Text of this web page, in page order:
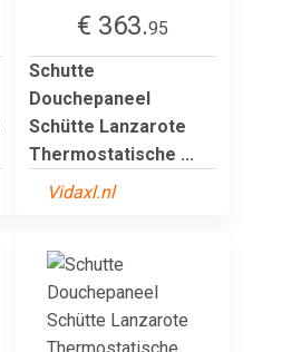
€ 363.95
Schutte
Douchepaneel
Schütte Lanzarote
Thermostatische ...
Vidaxl.nl